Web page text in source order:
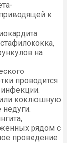
к
на
проводится
коклюшную
рядом с
проведение